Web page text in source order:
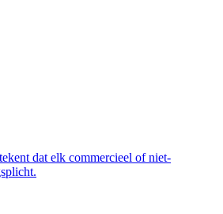
dat elk commercieel of niet-